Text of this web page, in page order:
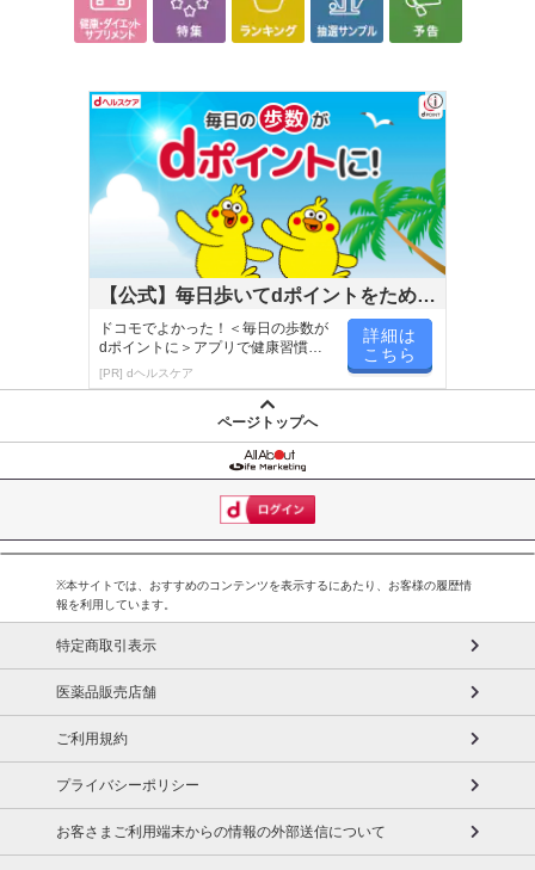
発送日カレンダー
その他共通および商品カテゴリー別注意事項（※必ずご確認くだ
こちらの情報は2026-07-09 14:08:36.0
【公式】毎日歩いてdポイントをためよ
う！
ドコモでよかった！＜毎日の歩数が
dポイントに＞アプリで健康習慣が
楽しく続く！
[PR] dヘルスケア
詳細は
こちら
ページトップへ
※本サイトでは、おすすめのコンテンツを表示するにあたり、お客様の履歴情
報を利用しています。
特定商取引表示
医薬品販売店舗
ご利用規約
プライバシーポリシー
お客さまご利用端末からの情報の外部送信について